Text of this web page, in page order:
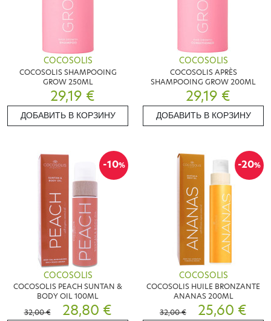
COCOSOLIS
COCOSOLIS SHAMPOOING
GROW 250ML
29,19 €
ДОБАВИТЬ В КОРЗИНУ
COCOSOLIS
COCOSOLIS APRÈS
SHAMPOOING GROW 200ML
29,19 €
ДОБАВИТЬ В КОРЗИНУ
-10%
COCOSOLIS
COCOSOLIS PEACH SUNTAN &
BODY OIL 100ML
32,00 €
28,80 €
-20%
COCOSOLIS
COCOSOLIS HUILE BRONZANTE
ANANAS 200ML
32,00 €
25,60 €